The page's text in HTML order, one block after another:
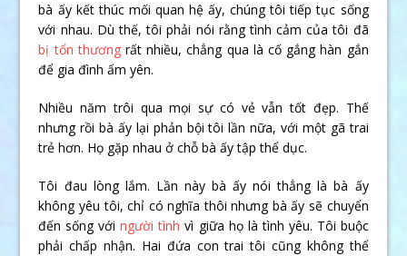
bà ấy kết thúc mối quan hệ ấy, chúng tôi tiếp tục sống
với nhau. Dù thế, tôi phải nói rằng tình cảm của tôi đã
bị tổn thươngrất nhiều, chẳng qua là cố gắng hàn gắn
để gia đình ấm yên.
Nhiều năm trôi qua mọi sự có vẻ vẫn tốt đẹp. Thế
nhưng rồi bà ấy lại phản bội tôi lần nữa, với một gã trai
trẻ hơn. Họ gặp nhau ở chỗ bà ấy tập thể dục.
Tôi đau lòng lắm. Lần này bà ấy nói thẳng là bà ấy
không yêu tôi, chỉ có nghĩa thôi nhưng bà ấy sẽ chuyển
đến sống vớingười tình vì giữa họ là tình yêu. Tôi buộc
phải chấp nhận. Hai đứa con trai tôi cũng không thể